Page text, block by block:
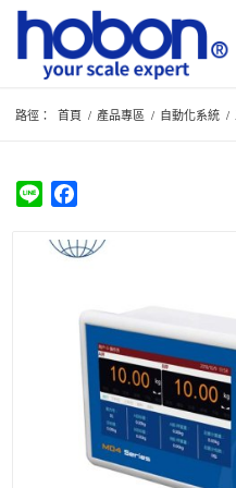
路徑： 首頁 / 產品專區 / 自動化系統 /
Line